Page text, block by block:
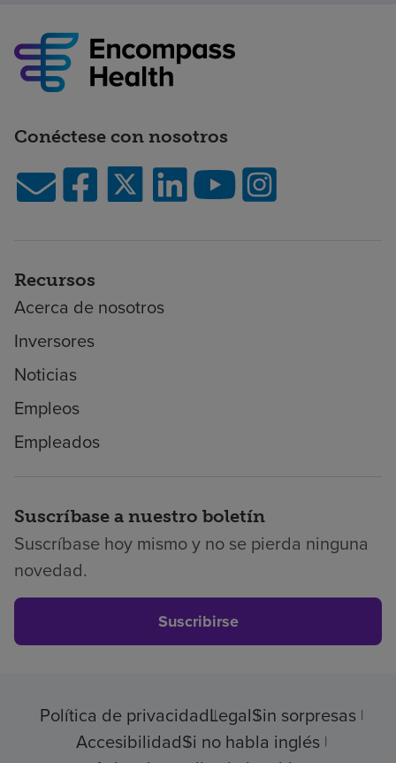
Conéctese con nosotros
Recursos
Acerca de nosotros
Inversores
Noticias
Empleos
Empleados
Suscríbase a nuestro boletín
Suscríbase hoy mismo y no se pierda ninguna
novedad.
Suscribirse
Política de privacidadLegalSin sorpresas
AccesibilidadSi no habla inglés